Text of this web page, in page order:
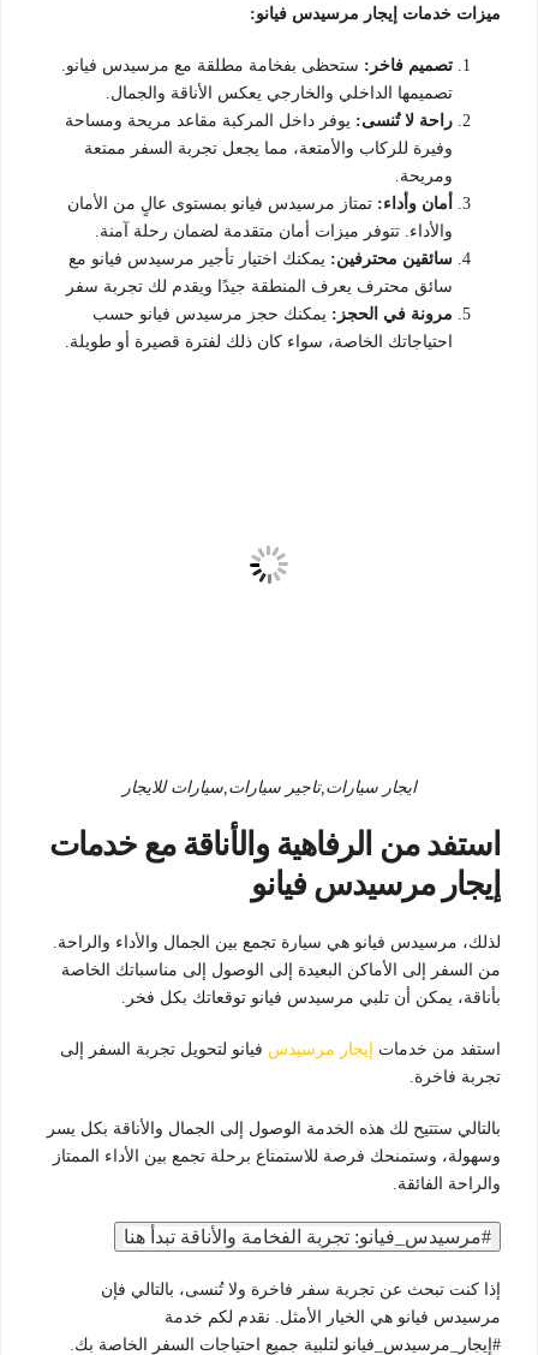
ميزات خدمات إيجار مرسيدس فيانو:
تصميم فاخر: ستحظى بفخامة مطلقة مع مرسيدس فيانو.
تصميمها الداخلي والخارجي يعكس الأناقة والجمال.
راحة لا تُنسى: يوفر داخل المركبة مقاعد مريحة ومساحة
وفيرة للركاب والأمتعة، مما يجعل تجربة السفر ممتعة
ومريحة.
أمان وأداء: تمتاز مرسيدس فيانو بمستوى عالٍ من الأمان
والأداء. تتوفر ميزات أمان متقدمة لضمان رحلة آمنة.
سائقين محترفين: يمكنك اختيار تأجير مرسيدس فيانو مع
سائق محترف يعرف المنطقة جيدًا ويقدم لك تجربة سفر
مرونة في الحجز: يمكنك حجز مرسيدس فيانو حسب
احتياجاتك الخاصة، سواء كان ذلك لفترة قصيرة أو طويلة.
ايجار سيارات,تاجير سيارات,سيارات للايجار
استفد من الرفاهية والأناقة مع خدمات
إيجار مرسيدس فيانو
لذلك، مرسيدس فيانو هي سيارة تجمع بين الجمال والأداء والراحة.
من السفر إلى الأماكن البعيدة إلى الوصول إلى مناسباتك الخاصة
بأناقة، يمكن أن تلبي مرسيدس فيانو توقعاتك بكل فخر.
استفد من خدمات إيجار مرسيدس فيانو لتحويل تجربة السفر إلى
تجربة فاخرة.
بالتالي ستتيح لك هذه الخدمة الوصول إلى الجمال والأناقة بكل يسر
وسهولة، وستمنحك فرصة للاستمتاع برحلة تجمع بين الأداء الممتاز
والراحة الفائقة.
#مرسيدس_فيانو: تجربة الفخامة والأناقة تبدأ هنا
إذا كنت تبحث عن تجربة سفر فاخرة ولا تُنسى، بالتالي فإن
مرسيدس فيانو هي الخيار الأمثل. نقدم لكم خدمة
#إيجار_مرسيدس_فيانو لتلبية جميع احتياجات السفر الخاصة بك.